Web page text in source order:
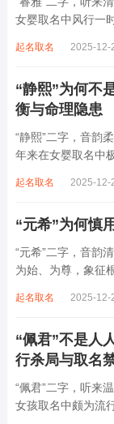
女婴取名中风行一
增心力。细察“睿雅
起名取名 2025-12-
“静熙”为何不
衡与命理隐患
“静熙”二字，音韵
年来在女婴取名中
象，实藏金水偏寒
起名取名 2025-12-
“元希”为何慎
“元希”二字，音韵
为始、为尊，象征
象。然姓名非止文
起名取名 2025-12-
“佩君”不是人
行杀局与取名
“佩君”二字，听来
女孩取名中颇为流